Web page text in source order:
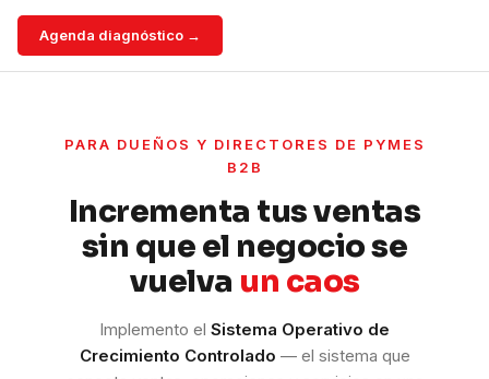
Agenda diagnóstico →
PARA DUEÑOS Y DIRECTORES DE PYMES
B2B
Incrementa tus ventas
sin que el negocio se
vuelva un caos
Implemento el Sistema Operativo de
Crecimiento Controlado — el sistema que